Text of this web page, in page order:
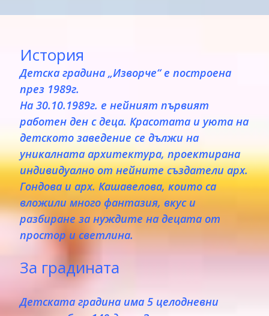
История
Детска градина „Изворче“ е построена
през 1989г.
На 30.10.1989г. е нейният първият
работен ден с деца. Красотата и уюта на
детското заведение се дължи на
уникалната архитектура, проектирана
индивидуално от нейните създатели арх.
Гондова и арх. Кашавелова, които са
вложили много фантазия, вкус и
разбиране за нуждите на децата от
простор и светлина.
За градината
Детската градина има 5 целодневни